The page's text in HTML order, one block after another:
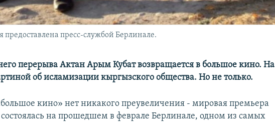
пресс-службой Берлинале.
перерыва Актан Арым Кубат возвращается в большое кино. На
об исламизации кыргызского общества. Но не только.
кино» нет никакого преувеличения - мировая премьера
на прошедшем в феврале Берлинале, одном из самых